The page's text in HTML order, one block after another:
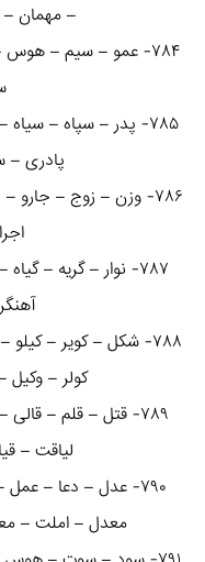
– مهمان –
۷۸۴- عمو – سیم –
۷۸۵- پدر – سپاه –
پادری –
۷۸۶- وزن – زوج – جارو
۷۸۷- نوار – گریه –
۷۸۸- شکل – کویر –
کولر –
۷۸۹- قتل – قلم –
لیاقت –
۷۹۰- عدل – دعا –
معدل – املت –